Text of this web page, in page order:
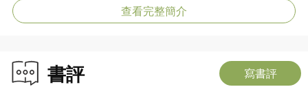
查看完整簡介
書評 寫書評